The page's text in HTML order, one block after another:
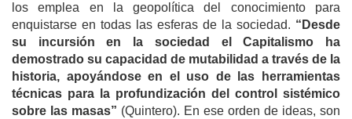
los emplea en la geopolítica del conocimiento para
enquistarse en todas las esferas de la sociedad. “Desde
su incursión en la sociedad el Capitalismo ha
demostrado su capacidad de mutabilidad a través de la
historia, apoyándose en el uso de las herramientas
técnicas para la profundización del control sistémico
sobre las masas” (Quintero). En ese orden de ideas, son